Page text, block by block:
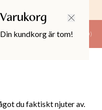
0)
Varukorg
Din kundkorg är tom!
du faktiskt njuter av.